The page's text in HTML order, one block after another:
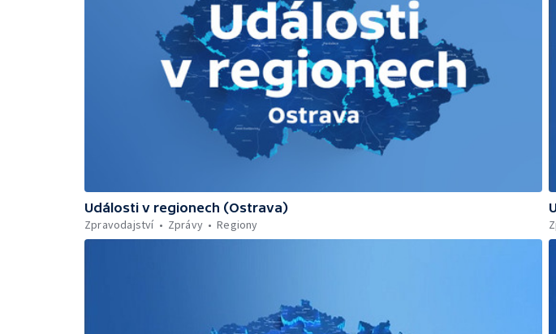
Události v regionech (Ostrava)
Zpravodajství
Zprávy Regiony